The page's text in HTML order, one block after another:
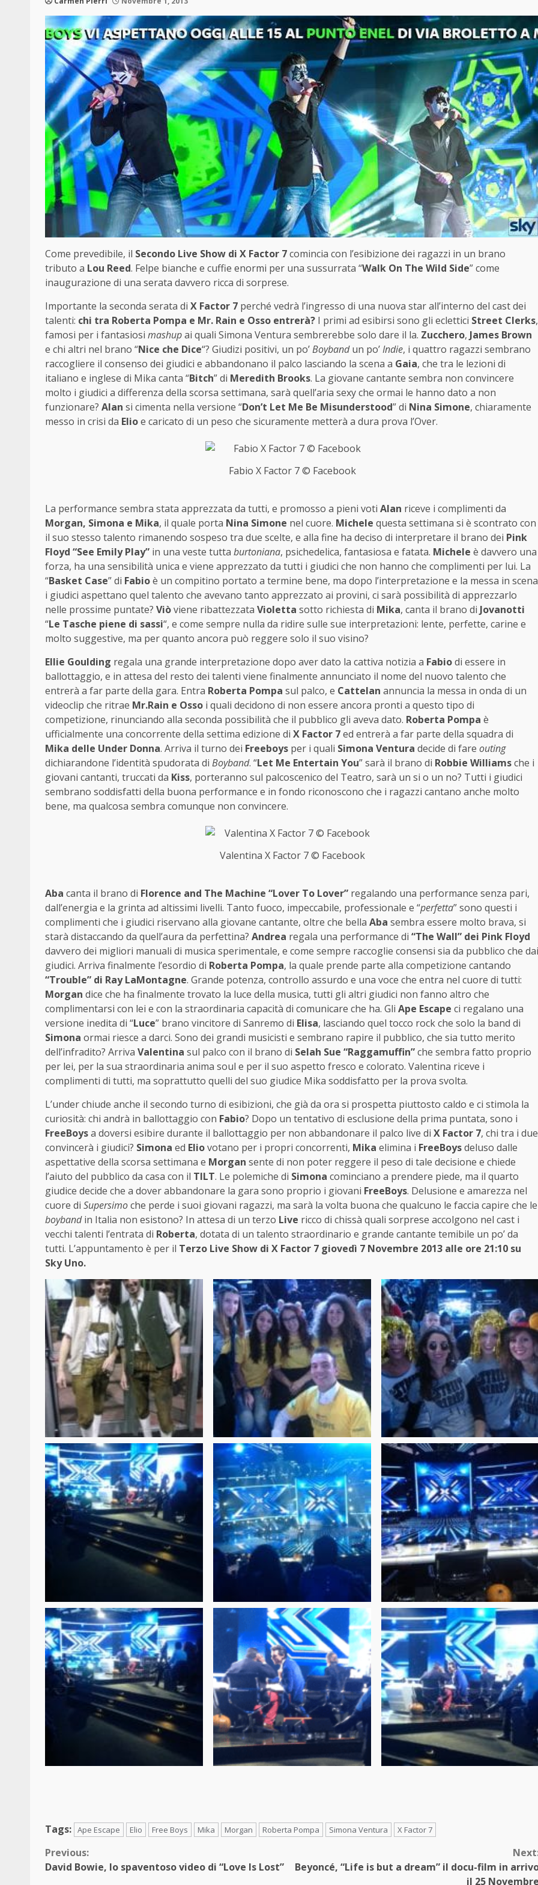
Come prevedibile, il Secondo Live Show di X Factor 7comincia con l’esibizione dei ragazzi in un brano
tributo a Lou Reed. Felpe bianche e cuffie enormi per una sussurrata “Walk On The Wild Side” come
inaugurazione di una serata davvero ricca di sorprese.
Importante la seconda serata di X Factor 7 perché vedrà l’ingresso di una nuova star all’interno del cast dei
talenti: chi tra Roberta Pompa e Mr. Rain e Osso entrerà? I primi ad esibirsi sono gli eclettici Street Clerks,
famosi per i fantasiosi mashupai quali Simona Ventura sembrerebbe solo dare il la. Zucchero, James Brown
e chi altri nel brano “Nice che Dice“? Giudizi positivi, un po’Boybandun po’Indie, i quattro ragazzi sembrano
raccogliere il consenso dei giudici e abbandonano il palco lasciando la scena a Gaia, che tra le lezioni di
italiano e inglese di Mika canta “Bitch” di Meredith Brooks. La giovane cantante sembra non convincere
molto i giudici a differenza della scorsa settimana, sarà quell’aria sexy che ormai le hanno dato a non
funzionare? Alan si cimenta nella versione “Don’t Let Me Be Misunderstood” di Nina Simone, chiaramente
messo in crisi da Elioe caricato di un peso che sicuramente metterà a dura prova l’Over.
Fabio X Factor 7 © Facebook
La performance sembra stata apprezzata da tutti, e promosso a pieni voti Alan riceve i complimenti da
Morgan, Simona e Mika, il quale porta Nina Simone nel cuore. Michele questa settimana si è scontrato con
il suo stesso talento rimanendo sospeso tra due scelte, e alla fine ha deciso di interpretare il brano dei Pink
Floyd “See Emily Play” in una veste tutta burtoniana, psichedelica, fantasiosa e fatata. Michele è davvero una
forza, ha una sensibilità unica e viene apprezzato da tutti i giudici che non hanno che complimenti per lui. La
“Basket Case” di Fabioè un compitino portato a termine bene, ma dopo l’interpretazione e la messa in scena
i giudici aspettano quel talento che avevano tanto apprezzato ai provini, ci sarà possibilità di apprezzarlo
nelle prossime puntate? Viòviene ribattezzata Violetta sotto richiesta di Mika, canta il brano di Jovanotti
“Le Tasche piene di sassi“, e come sempre nulla da ridire sulle sue interpretazioni: lente, perfette, carine e
molto suggestive, ma per quanto ancora può reggere solo il suo visino?
Ellie Goulding regala una grande interpretazione dopo aver dato la cattiva notizia a Fabiodi essere in
ballottaggio, e in attesa del resto dei talenti viene finalmente annunciato il nome del nuovo talento che
entrerà a far parte della gara. Entra Roberta Pompa sul palco, e Cattelan annuncia la messa in onda di un
videoclip che ritrae Mr.Rain e Osso i quali decidono di non essere ancora pronti a questo tipo di
competizione, rinunciando alla seconda possibilità che il pubblico gli aveva dato. Roberta Pompa è
ufficialmente una concorrente della settima edizione di X Factor 7ed entrerà a far parte della squadra di
Mika delle Under Donna. Arriva il turno dei Freeboys per i quali Simona Ventura decide di fare outing
dichiarandone l’identità spudorata di Boyband. “Let Me Entertain You” sarà il brano di Robbie Williamsche i
giovani cantanti, truccati da Kiss, porteranno sul palcoscenico del Teatro, sarà un si o un no? Tutti i giudici
sembrano soddisfatti della buona performance e in fondo riconoscono che i ragazzi cantano anche molto
bene, ma qualcosa sembra comunque non convincere.
Valentina X Factor 7 © Facebook
Aba canta il brano di Florence and The Machine “Lover To Lover” regalando una performance senza pari,
dall’energia e la grinta ad altissimi livelli. Tanto fuoco, impeccabile, professionale e “perfetta” sono questi i
complimenti che i giudici riservano alla giovane cantante, oltre che bella Aba sembra essere molto brava, si
starà distaccando da quell’aura da perfettina? Andrea regala una performance di “The Wall” dei Pink Floyd
davvero dei migliori manuali di musica sperimentale, e come sempre raccoglie consensi sia da pubblico che dai
giudici. Arriva finalmente l’esordio di Roberta Pompa, la quale prende parte alla competizione cantando
“Trouble” di Ray LaMontagne. Grande potenza, controllo assurdo e una voce che entra nel cuore di tutti:
Morgan dice che ha finalmente trovato la luce della musica, tutti gli altri giudici non fanno altro che
complimentarsi con lei e con la straordinaria capacità di comunicare che ha. Gli Ape Escape ci regalano una
versione inedita di “Luce” brano vincitore di Sanremo di Elisa, lasciando quel tocco rock che solo la band di
Simona ormai riesce a darci. Sono dei grandi musicisti e sembrano rapire il pubblico, che sia tutto merito
dell’infradito? Arriva Valentina sul palco con il brano di Selah Sue “Raggamuffin”che sembra fatto proprio
per lei, per la sua straordinaria anima soul e per il suo aspetto fresco e colorato. Valentina riceve i
complimenti di tutti, ma soprattutto quelli del suo giudice Mika soddisfatto per la prova svolta.
L’under chiude anche il secondo turno di esibizioni, che già da ora si prospetta piuttosto caldo e ci stimola la
curiosità: chi andrà in ballottaggio con Fabio? Dopo un tentativo di esclusione della prima puntata, sono i
FreeBoysa doversi esibire durante il ballottaggio per non abbandonare il palco live di X Factor 7, chi tra i due
convincerà i giudici? Simona ed Eliovotano per i propri concorrenti, Mika elimina i FreeBoysdeluso dalle
aspettative della scorsa settimana e Morgan sente di non poter reggere il peso di tale decisione e chiede
l’aiuto del pubblico da casa con il TILT. Le polemiche di Simona cominciano a prendere piede, ma il quarto
giudice decide che a dover abbandonare la gara sono proprio i giovani FreeBoys. Delusione e amarezza nel
cuore di Supersimoche perde i suoi giovani ragazzi, ma sarà la volta buona che qualcuno le faccia capire che le
boybandin Italia non esistono? In attesa di un terzo Live ricco di chissà quali sorprese accolgono nel cast i
vecchi talenti l’entrata di Roberta, dotata di un talento straordinario e grande cantante temibile un po’ da
tutti. L’appuntamento è per il Terzo Live Show di X Factor 7 giovedì 7 Novembre 2013 alle ore 21:10 su
Sky Uno.
Tags: Ape Escape Elio Free Boys Mika Morgan Roberta Pompa Simona Ventura X Factor 7
Continue
Previous:
David Bowie, lo spaventoso video di “Love Is Lost”
Beyoncé, “Life is but a dream” il docu-film in
il 25